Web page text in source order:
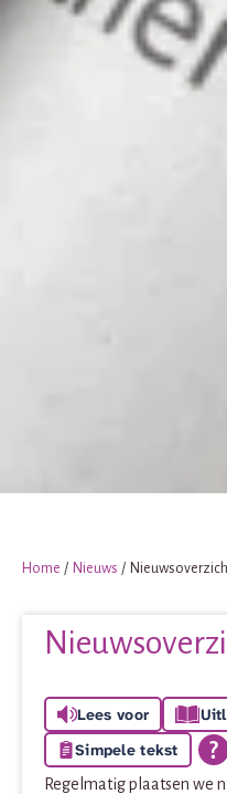
Home Nieuws
Lees voor
Simpele tekst
Regelmatig plaatsen we